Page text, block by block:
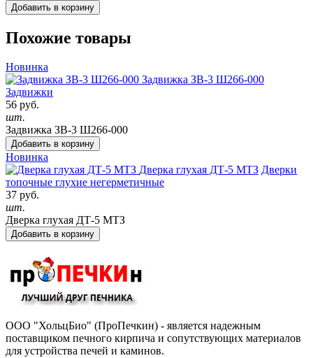
Добавить в корзину
Похожие товары
Новинка
Задвижка ЗВ-3 Ш266-000
Задвижки
56 руб.
шт.
Задвижка ЗВ-3 Ш266-000
Добавить в корзину
Новинка
Дверка глухая ДТ-5 МТЗ Дверки
топочные глухие негерметичные
37 руб.
шт.
Дверка глухая ДТ-5 МТЗ
Добавить в корзину
ООО "ХольцБио" (ПроПечкин) - является надежным
поставщиком печного кирпича и сопутствующих материалов
для устройства печей и каминов.